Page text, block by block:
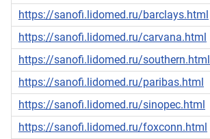
https://sanofi.lidomed.ru/barclays.html
https://sanofi.lidomed.ru/carvana.html
https://sanofi.lidomed.ru/southern.html
https://sanofi.lidomed.ru/paribas.html
https://sanofi.lidomed.ru/sinopec.html
https://sanofi.lidomed.ru/foxconn.html